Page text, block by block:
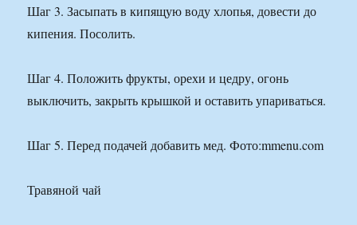
Шаг 3. Засыпать в кипящую воду хлопья, довести до
кипения. Посолить.
Шаг 4. Положить фрукты, орехи и цедру, огонь
выключить, закрыть крышкой и оставить упариваться.
Шаг 5. Перед подачей добавить мед. Фото:mmenu.com
Травяной чай